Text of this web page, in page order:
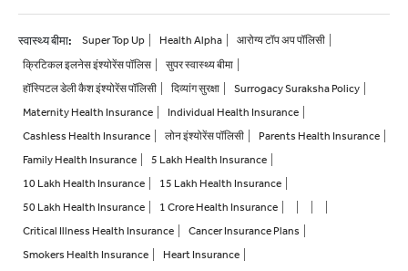
स्वास्थ्य बीमा: Super Top Up Health Alpha
आरोग्य टॉप अप पॉलिसी
क्रिटिकल इलनेस इंश्योरेंस पॉलिस
सुपर स्वास्थ्य बीमा
हॉस्पिटल डेली कैश इंश्योरेंस पॉलिसी
दिव्यांग सुरक्षा
Surrogacy Suraksha Policy
Maternity Health Insurance
Individual Health Insurance
Cashless Health Insurance
लोन इंश्योरेंस पॉलिसी
Parents Health Insurance
Family Health Insurance
5 Lakh Health Insurance
10 Lakh Health Insurance
15 Lakh Health Insurance
50 Lakh Health Insurance
1 Crore Health Insurance
Critical Illness Health Insurance
Cancer Insurance Plans
Smokers Health Insurance
Heart Insurance